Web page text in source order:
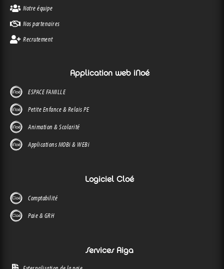
Notre équipe
Nos partenaires
Recrutement
Application web iNoé
ESPACE FAMILLE
Petite Enfance & Relais PE
Animation & Scolarité
Applications MOBi & WEBi
Logiciel Cloé
Comptabilité
Paie & GRH
Services Aiga